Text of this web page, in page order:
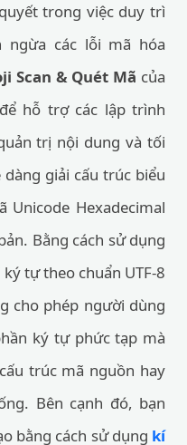
trong việc duy trì
ngừa các lỗi mã hóa
Scan & Quét Mã của
hỗ trợ các lập trình
trị nội dung và tối
giải cấu trúc biểu
Hexadecimal
Bằng cách sử dụng
tự theo chuẩn UTF-8
cho phép người dùng
ký tự phức tạp mà
trúc mã nguồn hay
Bên cạnh đó, bạn
bằng cách sử dụng kí